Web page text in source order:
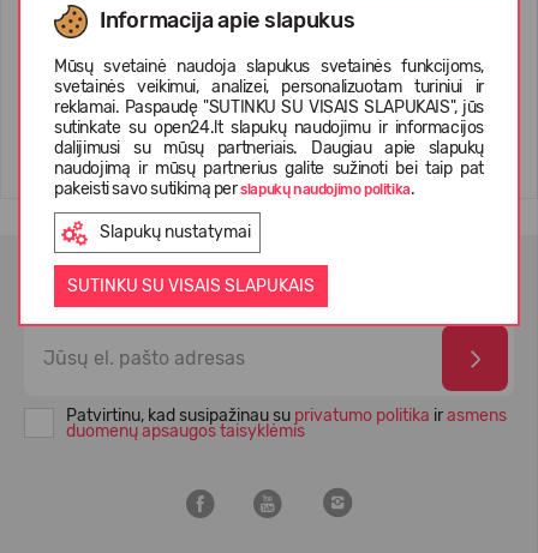
Informacija apie slapukus
Mūsų svetainė naudoja slapukus svetainės funkcijoms,
svetainės veikimui, analizei, personalizuotam turiniui ir
reklamai. Paspaudę "SUTINKU SU VISAIS SLAPUKAIS", jūs
sutinkate su open24.lt slapukų naudojimu ir informacijos
dalijimusi su mūsų partneriais. Daugiau apie slapukų
naudojimą ir mūsų partnerius galite sužinoti bei taip pat
pakeisti savo sutikimą perslapukų naudojimo politika.
Slapukų nustatymai
SUTINKU SU VISAIS SLAPUKAIS
HEYDUDE Delray Buckle
Animal Women 43199
29,99 €79.99(-63%)
HEYDUDE Delray Buckle
Classic Women 43198
29,99 €79.99 (-63%)
NAUJIENLAIŠKIO PRENUMERATA
Patvirtinu, kad susipažinau su privatumo politika irasmens
duomenų apsaugos taisyklėmis